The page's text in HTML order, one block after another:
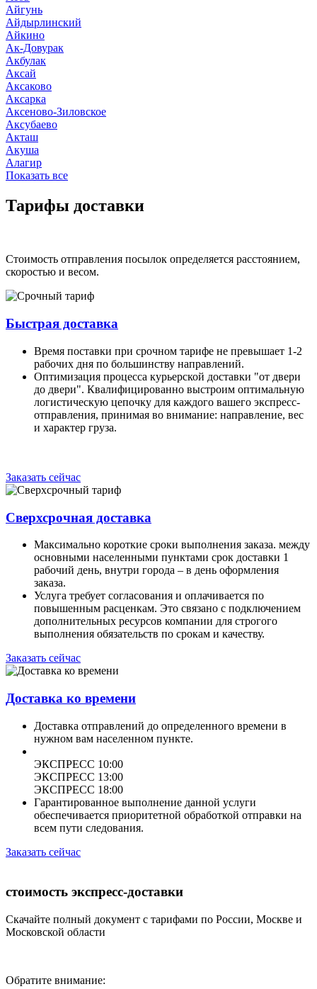
Айгунь
Айдырлинский
Айкино
Ак-Довурак
Акбулак
Аксай
Аксаково
Аксарка
Аксеново-Зиловское
Аксубаево
Акташ
Акуша
Алагир
Показать все
Тарифы доставки
Стоимость отправления посылок определяется расстоянием,
скоростью и весом.
Быстрая доставка
Время поставки при срочном тарифе не превышает 1-2
рабочих дня по большинству направлений.
Оптимизация процесса курьерской доставки "от двери
до двери". Квалифицированно выстроим оптимальную
логистическую цепочку для каждого вашего экспресс-
отправления, принимая во внимание: направление, вес
и характер груза.
Заказать сейчас
Сверхсрочная доставка
Максимально короткие сроки выполнения заказа. между
основными населенными пунктами срок доставки 1
рабочий день, внутри города – в день оформления
заказа.
Услуга требует согласования и оплачивается по
повышенным расценкам. Это связано с подключением
дополнительных ресурсов компании для строгого
выполнения обязательств по срокам и качеству.
Заказать сейчас
Доставка ко времени
Доставка отправлений до определенного времени в
нужном вам населенном пункте.
ЭКСПРЕСС 10:00
ЭКСПРЕСС 13:00
ЭКСПРЕСС 18:00
Гарантированное выполнение данной услуги
обеспечивается приоритетной обработкой отправки на
всем пути следования.
Заказать сейчас
стоимость экспресс-доставки
Скачайте полный документ с тарифами по России, Москве и
Московской области
Обратите внимание: